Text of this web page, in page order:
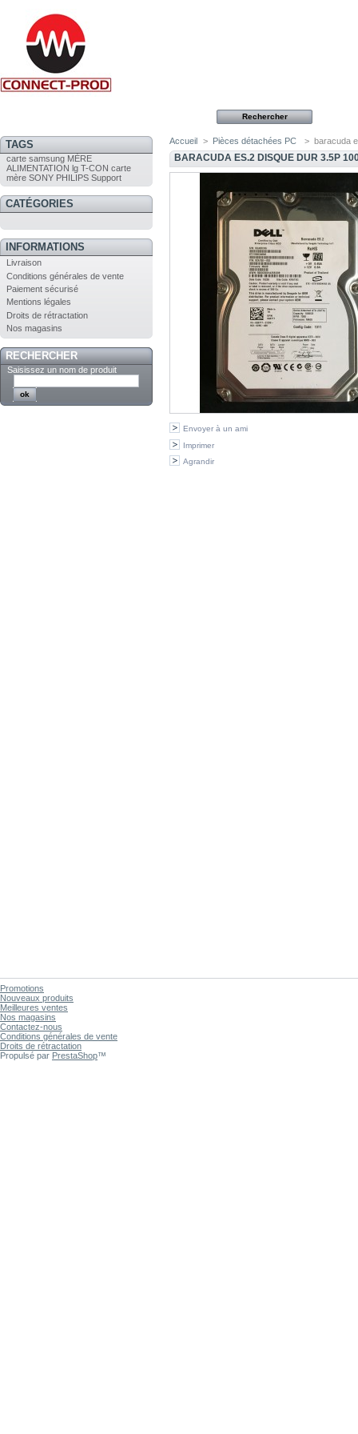
TAGS
carte samsung MÈRE
ALIMENTATION lg T-CON carte
mère SONY PHILIPS Support
CATÉGORIES
INFORMATIONS
Livraison
Conditions générales de vente
Paiement sécurisé
Mentions légales
Droits de rétractation
Nos magasins
RECHERCHER
Saisissez un nom de produit
Accueil > Pièces détachées PC > baracuda
BARACUDA ES.2 DISQUE DUR 3.5P
Envoyer à un ami
Imprimer
Agrandir
Promotions
Nouveaux produits
Meilleures ventes
Nos magasins
Contactez-nous
Conditions générales de vente
Droits de rétractation
Propulsé par PrestaShop™